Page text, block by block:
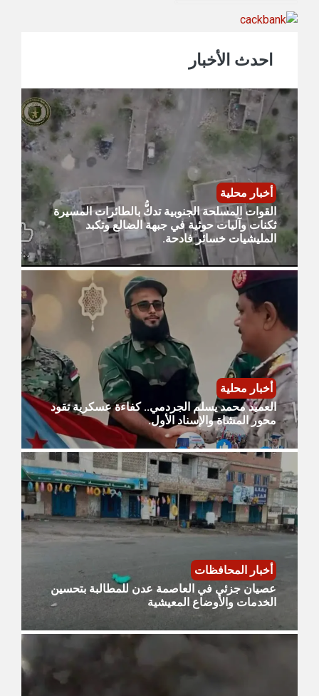
احدث الأخبار
أخبار محلية
القوات المسلحة الجنوبية تدكُّ بالطائرات المسيرة
ثكنات وآليات حوثية في جبهة الضالع وتكبد
المليشيات خسائر فادحة.
أخبار محلية
العميد محمد يسلم الجردمي.. كفاءة عسكرية تقود
محور المشاة والإسناد الأول.
أخبار المحافظات
عصيان جزئي في العاصمة عدن للمطالبة بتحسين
الخدمات والأوضاع المعيشية